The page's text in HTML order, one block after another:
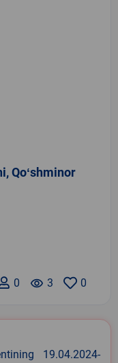
Qoʻshminor
0
remove_red_eye 3
0
19.04.2024-